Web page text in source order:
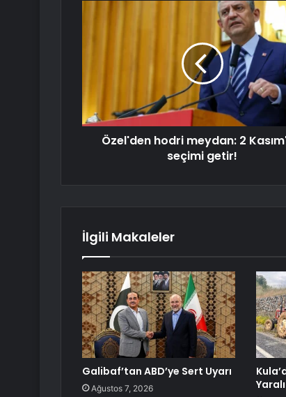
Özel'den hodri meydan: 2
seçimi getir!
İlgili Makaleler
Galibaf’tan ABD’ye Sert Uyarı
Ağustos 7, 2026
Yaralı